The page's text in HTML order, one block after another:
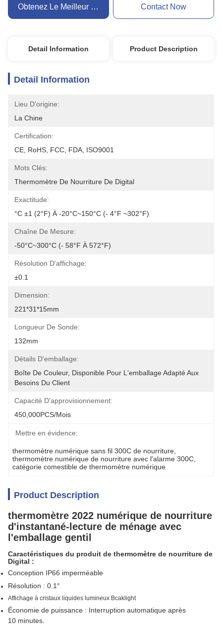
Obtenez Le Meilleur Prix Contact Now
Detail Information Product Description
Detail Information
Lieu D'origine:
La Chine
Certification:
CE, RoHS, FCC, FDA, ISO9001
Mots Clés:
Thermomètre De Nourriture De Digital
Exactitude:
°C ±1 (2°F) À -20°C~150°C (- 4°F ~302°F)
Chaîne De Mesure:
-50°C~300°C (- 58°F À 572°F)
Résolution D'affichage:
±0.1
Dimension:
221*31*15mm
Longueur De Sonde:
132mm
Détails D'emballage:
Boîte De Couleur, Disponible Pour L'emballage Adapté Aux
Besoins Du Client
Capacité D'approvisionnement:
450,000PCS/mois
Mettre en évidence:
thermomètre numérique sans fil 300C de nourriture
thermomètre numérique de nourriture avec l'alarme 300C
catégorie comestible de thermomètre numérique
Product Description
thermomètre 2022 numérique de nourriture
d'instantané-lecture de ménage avec
l'emballage gentil
Caractéristiques du produit de thermomètre de nourriture de
Digital :
Conception IP66 imperméable
Résolution : 0.1°
Affichage à cristaux liquides lumineux Bcaklight
Économie de puissance : Interruption automatique après
10 minutes.